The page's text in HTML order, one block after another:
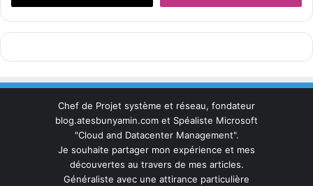
Chef de Projet système et réseau, fondateur
blog.atesbunyamin.com et Spéaliste Microsoft
"Cloud and Datacenter Management".
Je souhaite partager mon expérience et mes
découvertes au travers de mes articles.
Généraliste avec une attirance particulière